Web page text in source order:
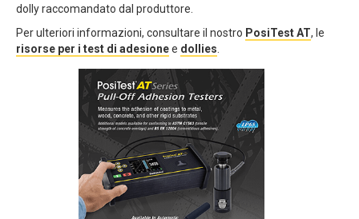
dolly raccomandato dal produttore.
Per ulteriori informazioni, consultare il nostro PosiTest AT, le
risorse per i test di adesionee dollies